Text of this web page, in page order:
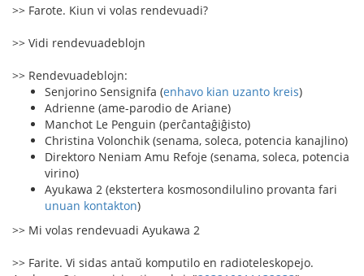
>> Farote. Kiun vi volas rendevuadi?
>> Vidi rendevuadeblojn
>> Rendevuadeblojn:
Senjorino Sensignifa (enhavo kian uzanto kreis)
Adrienne (ame-parodio de Ariane)
Manchot Le Penguin (perĉantaĝiĝisto)
Christina Volonchik (senama, soleca, potencia kanajlino)
Direktoro Neniam Amu Refoje (senama, soleca, potencia
virino)
Ayukawa 2 (ekstertera kosmosondilulino provanta fari
unuan kontakton)
>> Mi volas rendevuadi Ayukawa 2
>> Farite. Vi sidas antaŭ komputilo en radioteleskopejo.